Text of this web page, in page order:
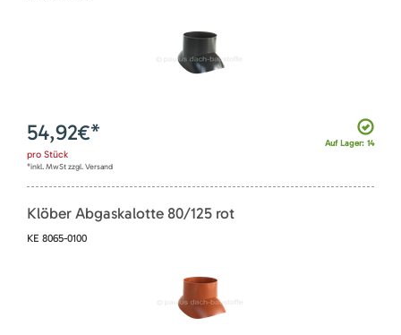
Auf Lager: 14
54,92€*
pro Stück
*inkl. MwSt zzgl. Versand
Klöber Abgaskalotte 80/125 rot
KE 8065-0100